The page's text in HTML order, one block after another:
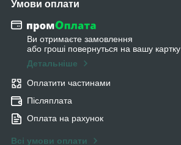
Умови оплати
Ви отримаєте замовлення
або гроші повернуться на вашу картку
Детальніше
Оплатити частинами
Післяплата
Оплата на рахунок
Всі умови оплати